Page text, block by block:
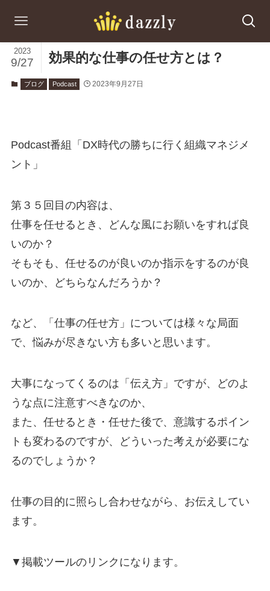
効果的な仕事の任せ方とは？
2023
9/27
ブログ Podcast 2023年9月27日
Podcast番組「DX時代の勝ちに行く組織マネジメ
ント」
第３５回目の内容は、
仕事を任せるとき、どんな風にお願いをすれば良
いのか？
そもそも、任せるのが良いのか指示をするのが良
いのか、どちらなんだろうか？
など、「仕事の任せ方」については様々な局面
で、悩みが尽きない方も多いと思います。
大事になってくるのは「伝え方」ですが、どのよ
うな点に注意すべきなのか、
また、任せるとき・任せた後で、意識するポイン
トも変わるのですが、どういった考えが必要にな
るのでしょうか？
仕事の目的に照らし合わせながら、お伝えしてい
ます。
▼掲載ツールのリンクになります。